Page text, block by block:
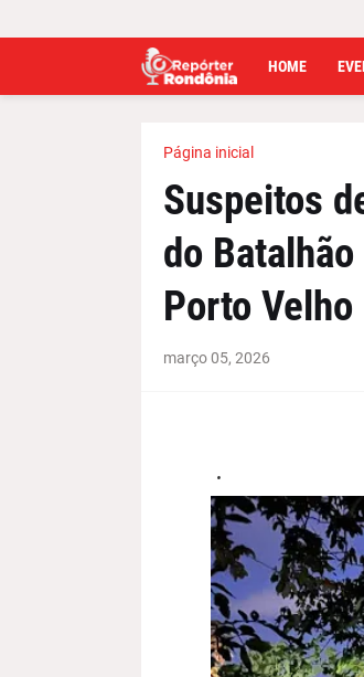
HOME
Página inicial
Suspeitos
do
Porto Velho
março 05, 2026